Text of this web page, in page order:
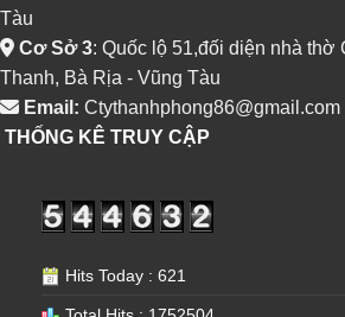
Tàu
Cơ Sở 3: Quốc lộ 51,đối diện nhà thờ
Thanh, Bà Rịa - Vũng Tàu
Email: Ctythanhphong86@gmail.com
THỐNG KÊ TRUY CẬP
Hits Today : 621